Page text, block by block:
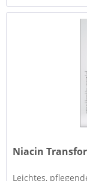
Niacin
Leichtes,